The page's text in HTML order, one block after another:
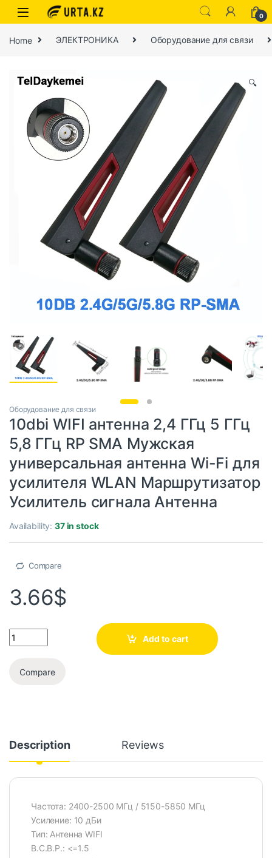
0
Home ЭЛЕКТРОНИКА Оборудование для связи
🔍
Оборудование для связи
10dbi WIFI антенна 2,4 ГГц 5 ГГц
5,8 ГГц RP SMA Мужская
универсальная антенна Wi-Fi для
усилителя WLAN Маршрутизатор
Усилитель сигнала Антенна
Availability:37 in stock
Compare
3.66$
Add to cart
Compare
Description Reviews
Частота: 2400-2500 МГц / 5150-5850 МГц
Усиление: 10 дБи
Тип: Антенна WIFI
В.С.В.Р.: <=1.5